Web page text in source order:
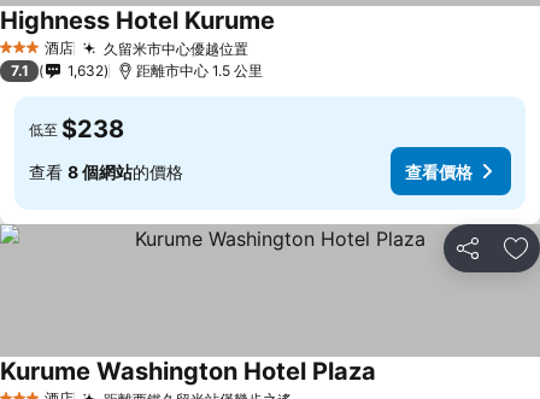
3 星級 酒店 久留米市中心優越位置查看價格
Highness Hotel Kurume
7.1 1,632 距離市中心 1.5 公里
低至 $238
查看 8 個網站的價格 查看價格
分享 放
Kurume Washington Hotel Plaza